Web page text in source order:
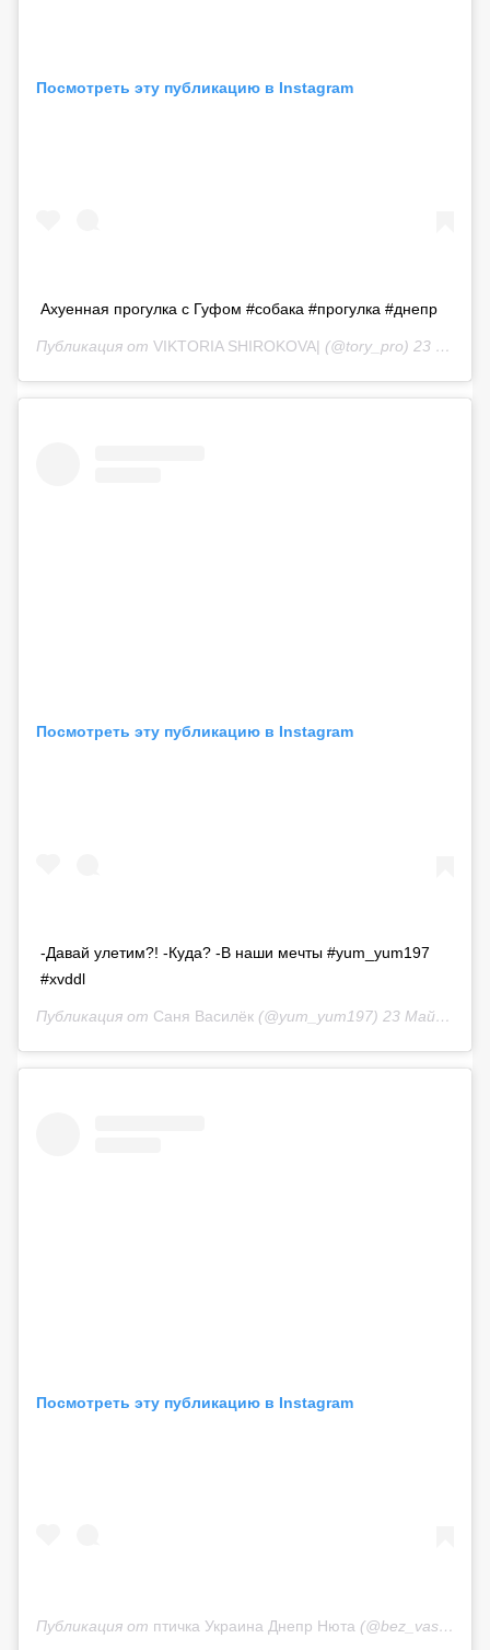
Посмотреть эту публикацию в Instagram
Ахуенная прогулка с Гуфом #собака #прогулка #днепр
Публикация от VIKTORIA SHIROKOVA| (@tory_pro) 23 Май 2020 в 11:21 PDT
Посмотреть эту публикацию в Instagram
-Давай улетим?! -Куда? -В наши мечты #yum_yum197
#xvddl
Публикация от Саня Василёк‍ (@yum_yum197) 23 Май 2020 в 9:39 PDT
Посмотреть эту публикацию в Instagram
Публикация от птичка Украина Днепр Нюта (@bez_vas)